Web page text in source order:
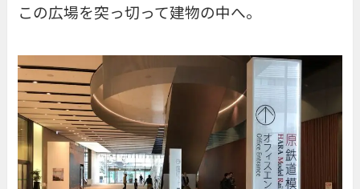
この広場を突っ切って建物の中へ。